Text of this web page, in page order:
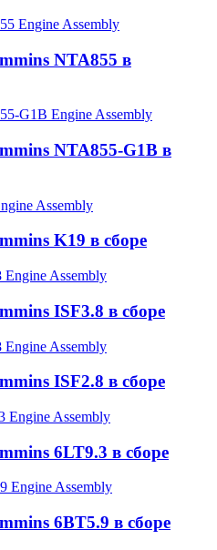
NTA855 в
NTA855-G1B в
K19 в сборе
ISF3.8 в сборе
ISF2.8 в сборе
6LT9.3 в сборе
6BT5.9 в сборе